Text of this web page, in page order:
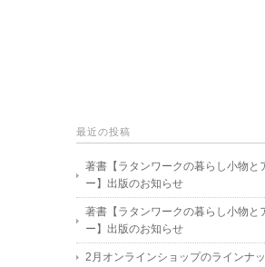
最近の投稿
著書【ラタンワークの暮らし小物と
ー】出版のお知らせ
著書【ラタンワークの暮らし小物と
ー】出版のお知らせ
2月オンラインショップのラインナ